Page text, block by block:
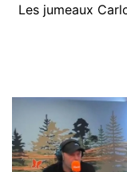
Les jumeaux